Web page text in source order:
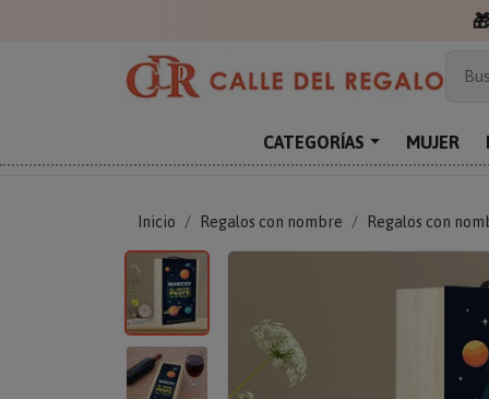
🎁
CATEGORÍAS MUJER
Inicio Regalos con nombre Regalos con